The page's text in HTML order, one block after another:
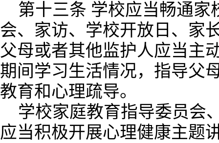
第十三条 学校应当畅通家
会、家访、学校开放日、家
父母或者其他监护人应当主
期间学习生活情况，指导父
教育和心理疏导。
学校家庭教育指导委员会
应当积极开展心理健康主题